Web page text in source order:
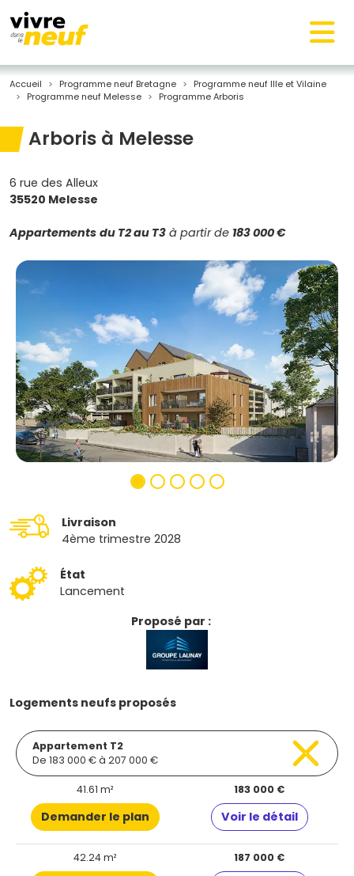
Accueil Programme neuf Bretagne
Programme neuf Ille et Vilaine
Programme neuf Melesse
Programme Arboris
Arboris à Melesse
6 rue des Alleux
35520 Melesse
Appartements du T2 au T3 à partir de 183 000 €
Livraison
4ème trimestre 2028
État
Lancement
Proposé par :
Logements neufs proposés
Appartement T2
De 183 000 € à 207 000 €
41.61 m² 183 000 €
Demander le plan Voir le détail
42.24 m² 187 000 €